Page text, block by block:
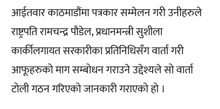
आईतवार काठमाडौंमा पत्रकार सम्मेलन गरी उनीहरुले
राष्ट्रपति रामचन्द्र पौडेल, प्रधानमन्त्री सुशीला
कार्कीलगायत सरकारीका प्रतिनिधिसँग वार्ता गरी
आफूहरुको माग सम्बोधन गराउने उद्देश्यले सो वार्ता
टोली गठन गरिएको जानकारी गराएको हो ।